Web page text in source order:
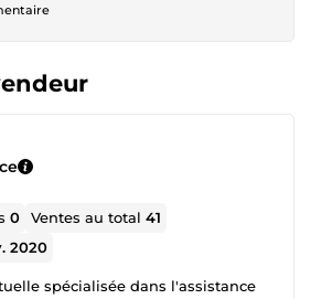
0 Ventes au total41
2020
spécialisée dans l'assistance